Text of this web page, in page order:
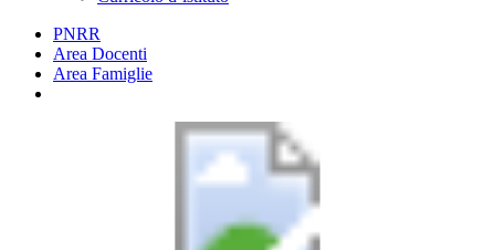
PNRR
Area Docenti
Area Famiglie